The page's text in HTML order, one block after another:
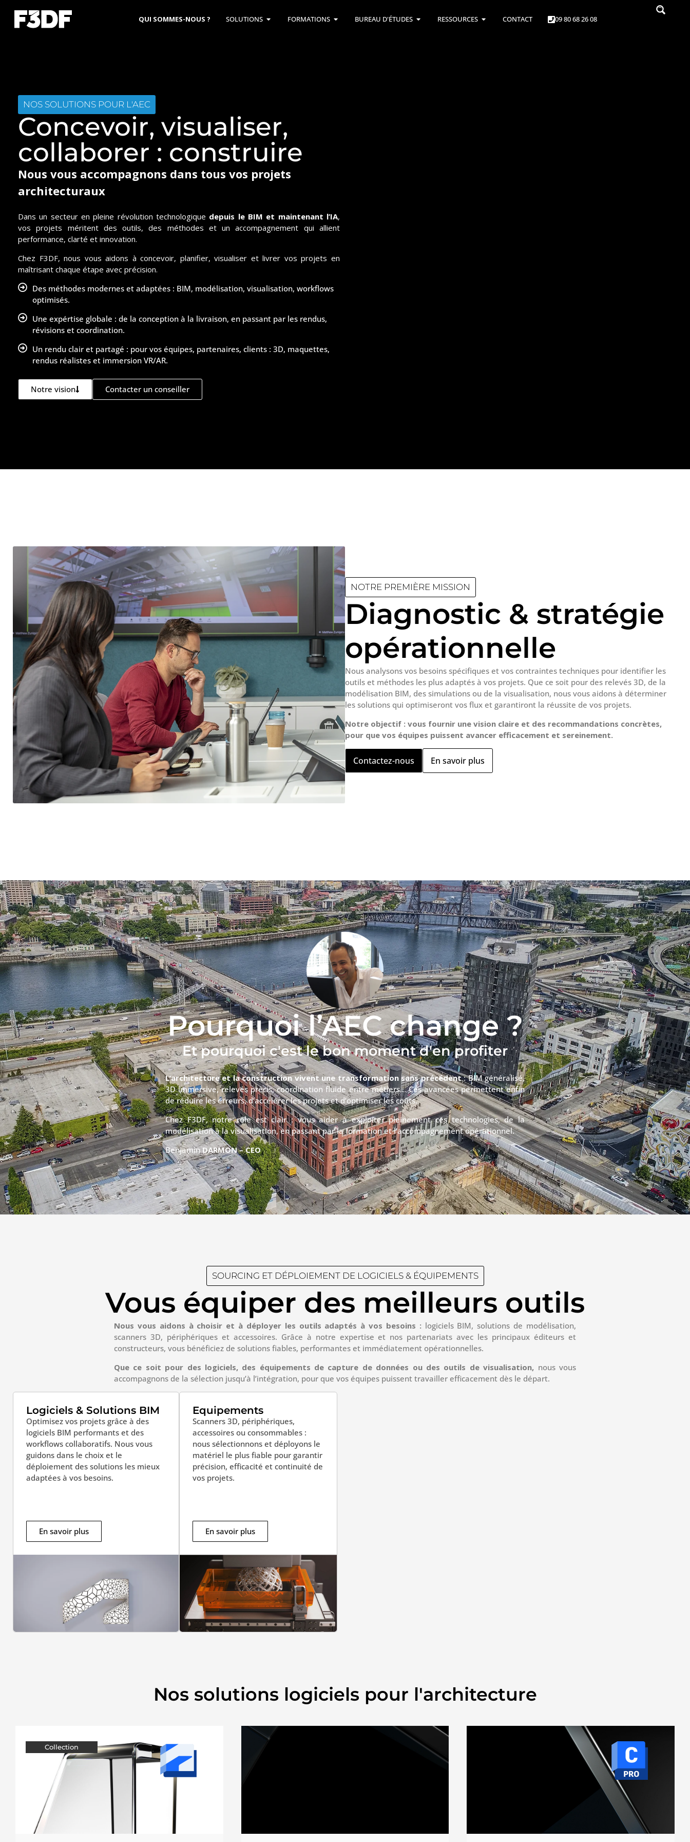
QUI SOMMES-NOUS ? SOLUTIONS FORMATIONS BUREAU D'ÉTUDES RESSOURCES CONTACT 09 80 68 26 08
NOS SOLUTIONS POUR L'AEC
Concevoir, visualiser,
collaborer : construire
Nous vous accompagnons dans tous vos projets
architecturaux
Dans un secteur en pleine révolution technologique depuis le BIM et maintenant l’IA,
vos projets méritent des outils, des méthodes et un accompagnement qui allient
performance, clarté et innovation.
Chez F3DF, nous vous aidons à concevoir, planifier, visualiser et livrer vos projets en
maîtrisant chaque étape avec précision.
Des méthodes modernes et adaptées : BIM, modélisation, visualisation, workflows
optimisés.
Une expértise globale : de la conception à la livraison, en passant par les rendus,
révisions et coordination.
Un rendu clair et partagé : pour vos équipes, partenaires, clients : 3D, maquettes,
rendus réalistes et immersion VR/AR.
Notre vision Contacter un conseiller
NOTRE PREMIÈRE MISSION
Diagnostic & stratégie
opérationnelle
Nous analysons vos besoins spécifiques et vos contraintes techniques pour identifier les
outils et méthodes les plus adaptés à vos projets. Que ce soit pour des relevés 3D, de la
modélisation BIM, des simulations ou de la visualisation, nous vous aidons à déterminer
les solutions qui optimiseront vos flux et garantiront la réussite de vos projets.
Notre objectif : vous fournir une vision claire et des recommandations concrètes,
pour que vos équipes puissent avancer efficacement et sereinement.
Contactez-nous En savoir plus
Pourquoi l’AEC change ?
Et pourquoi c'est le bon moment d'en profiter
L’architecture et la construction vivent une transformation sans précédent: BIM généralisé,
3D immersive, relevés précis, coordination fluide entre métiers… Ces avancées permettent enfin
de réduire les erreurs, d’accélérer les projets et d’optimiser les coûts.
Chez F3DF, notre rôle est clair : vous aider à exploiter pleinement ces technologies, de la
modélisation à la visualisation, en passant par la formation et l’accompagnement opérationnel.
BenjaminDARMON– CEO
SOURCING ET DÉPLOIEMENT DE LOGICIELS & ÉQUIPEMENTS
Vous équiper des meilleurs outils
Nous vous aidons à choisir et à déployer les outils adaptés à vos besoins : logiciels BIM, solutions de modélisation,
scanners 3D, périphériques et accessoires. Grâce à notre expertise et nos partenariats avec les principaux éditeurs et
constructeurs, vous bénéficiez de solutions fiables, performantes et immédiatement opérationnelles.
Que ce soit pour des logiciels, des équipements de capture de données ou des outils de visualisation, nous vous
accompagnons de la sélection jusqu’à l’intégration, pour que vos équipes puissent travailler efficacement dès le départ.
Logiciels & Solutions BIM
Optimisez vos projets grâce à des
logiciels BIM performants et des
workflows collaboratifs. Nous vous
guidons dans le choix et le
déploiement des solutions les mieux
adaptées à vos besoins.
En savoir plus
Equipements
Scanners 3D, périphériques,
accessoires ou consommables :
nous sélectionnons et déployons le
matériel le plus fiable pour garantir
précision, efficacité et continuité de
vos projets.
En savoir plus
Nos solutions logiciels pour l'architecture